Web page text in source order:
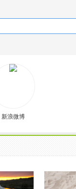
灿烂的火花!
般的磨练，才能拥
别人不敢做的事情。
步，不求贪多。
名言推荐
夜半，梦别星辰，
新浪微博